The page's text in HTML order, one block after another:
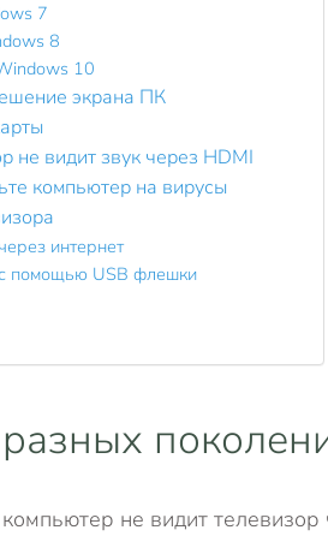
7
8
10
экрана ПК
не видит звук через HDMI
компьютер на вирусы
интернет
помощью USB флешки
не видит